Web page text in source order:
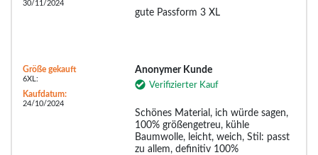
30/11/2024
gute Passform 3 XL
Größe gekauft
6XL:
Kaufdatum:
24/10/2024
Anonymer Kunde
Verifizierter Kauf
Schönes Material, ich würde sagen,
100% größengetreu, kühle
Baumwolle, leicht, weich, Stil: passt
zu allem, definitiv 100%